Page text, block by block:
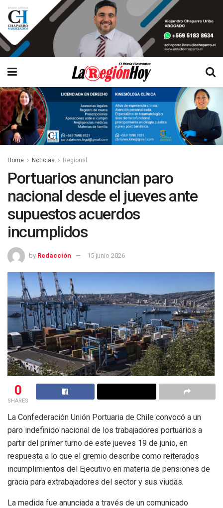
Home Noticias Regional
Portuarios anuncian paro
nacional desde el jueves ante
supuestos acuerdos
incumplidos
by Redacción 15 junio 2026
0
SHARES
La Confederación Unión Portuaria de Chile convocó a un
paro indefinido nacional de los trabajadores portuarios a
partir del primer turno de este jueves 19 de junio, en
respuesta a lo que el gremio describe como reiterados
incumplimientos del Ejecutivo en materia de pensiones de
gracia para extrabajadores del sector y sus viudas.
La medida fue anunciada a través de un comunicado